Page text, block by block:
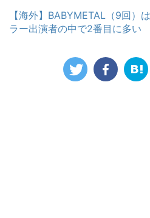
【海外】BABYMETAL（9回）
ラー出演者の中で2番目に多い